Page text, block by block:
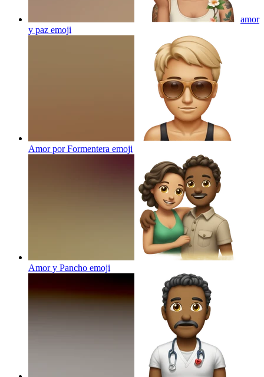
amor
y paz emoji
Amor por Formentera emoji
Amor y Pancho emoji